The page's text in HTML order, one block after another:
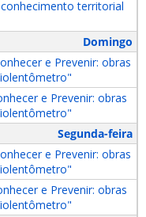
territorial
Domingo
e Prevenir: obras
e Prevenir: obras
Segunda-feira
e Prevenir: obras
e Prevenir: obras